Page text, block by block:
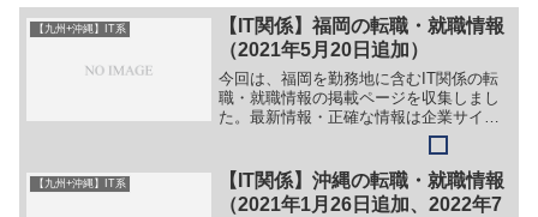
【九州+沖縄】IT系
【IT関係】福岡の転職・就職情報
（2021年5月20日追加）
今回は、福岡を勤務地に含むIT関係の転
職・就職情報の掲載ページを収集しまし
た。最新情報・正確な情報は企業サイト
でご確認ください。①【会社名】株式会
社オークン【職務】（１）システムエン
ジニア【勤務地】福岡県福岡市博多区博
多駅南1-4-18等【...
【九州+沖縄】IT系
【IT関係】沖縄の転職・就職情報
（2021年1月26日追加、2022年7